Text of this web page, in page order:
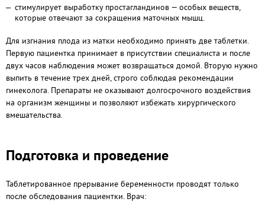
стимулирует выработку простагландинов — особых веществ,
которые отвечают за сокращения маточных мышц.
Для изгнания плода из матки необходимо принять две таблетки.
Первую пациентка принимает в присутствии специалиста и после
двух часов наблюдения может возвращаться домой. Вторую нужно
выпить в течение трех дней, строго соблюдая рекомендации
гинеколога. Препараты не оказывают долгосрочного воздействия
на организм женщины и позволяют избежать хирургического
вмешательства.
Подготовка и проведение
Таблетированное прерывание беременности проводят только
после обследования пациентки. Врач: